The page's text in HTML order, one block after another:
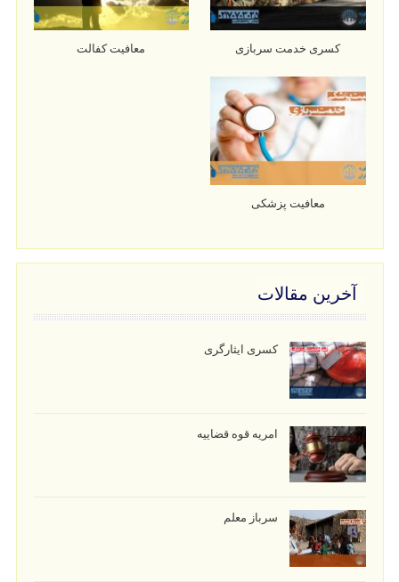
کسری خدمت سربازی معافیت کفالت
معافیت پزشکی
آخرین مقالات
کسری ایثارگری
امریه قوه قضاییه
سرباز معلم